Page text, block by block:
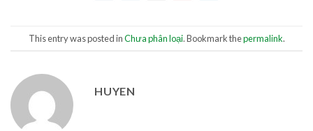
This entry was posted inChưa phân loại. Bookmark thepermalink.
HUYEN